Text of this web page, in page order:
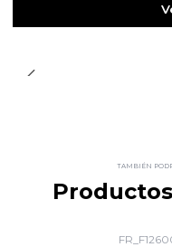
TAMBIÉN